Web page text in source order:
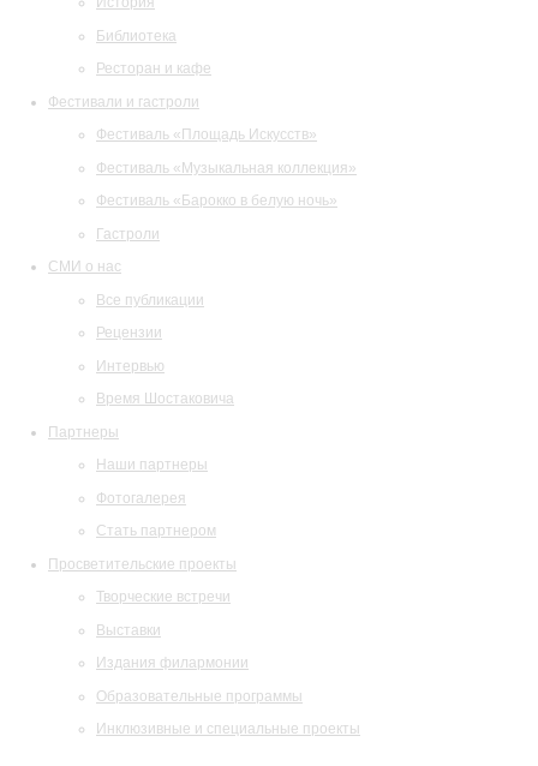
Библиотека
Ресторан и кафе
Фестивали и гастроли
Фестиваль «Площадь Искусств»
Фестиваль «Музыкальная коллекция»
Фестиваль «Барокко в белую ночь»
Гастроли
СМИ о нас
Все публикации
Рецензии
Интервью
Время Шостаковича
Партнеры
Наши партнеры
Фотогалерея
Стать партнером
Просветительские проекты
Творческие встречи
Выставки
Издания филармонии
Образовательные программы
Инклюзивные и специальные проекты